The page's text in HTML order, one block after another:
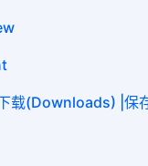
载(Downloads) |保